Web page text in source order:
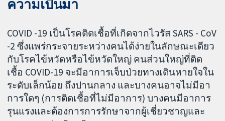
ความเป็นมา
COVID -19 เป็นโรคติดเชื้อที่เกิดจากไวรัส SARS - CoV
-2 ซึ่งแพร่กระจายระหว่างคนได้ง่ายในลักษณะเดียว
กับโรคไข้หวัดหรือไข้หวัดใหญ่ คนส่วนใหญ่ที่ติด
เชื้อ COVID-19 จะมีอาการเจ็บป่วยทางเดินหายใจใน
ระดับเล็กน้อย ถึงปานกลาง และบางคนอาจไม่มีอา
การใดๆ (การติดเชื้อที่ไม่มีอาการ) บางคนมีอาการ
รุนแรงและต้องการการรักษาจากผู้เชี่ยวชาญและ